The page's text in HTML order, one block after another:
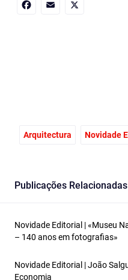
Arquitectura Novidade
Publicações Relacionadas
Novidade Editorial | «Museu
– 140 anos em fotografias»
Novidade Editorial | João
Economia